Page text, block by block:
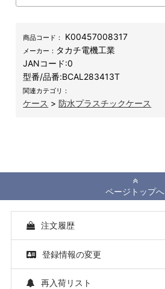
商品コード： K00457008317
メーカー： タカチ電機工業
JANコード:0
型番/品番:BCAL283413T
関連カテゴリ：
ケース >防水プラスチックケース
ページトップへ
注文履歴
登録情報の変更
再入荷リスト